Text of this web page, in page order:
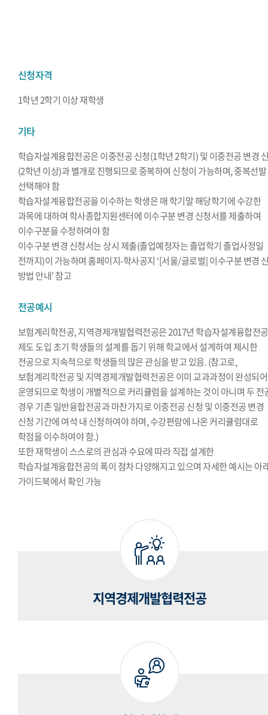
신청자격
1학년 2학기 이상 재학생
기타
학습자설계융합전공은 이중전공 신청(1학년 2학기) 및 이중전공 변경
(2학년 이상)과 별개로 진행되므로 중복하여 신청이 가능하며, 중복선
선택해야 함
학습자설계융합전공을 이수하는 학생은 매 학기말 해당학기에 수강한
과목에 대하여 학사종합지원센터에 이수구분 변경 신청서를 제출하여
이수구분을 수정하여야 함
이수구분 변경 신청서는 상시 제출(졸업예정자는 졸업학기 졸업사정일
전까지)이 가능하며 홈페이지-학사공지 ‘[서울/글로벌] 이수구분 변경
방법 안내’ 참고
전공예시
보험계리학전공, 지역경제개발협력전공은 2017년 학습자설계융합전공
제도 도입 초기 학생들의 설계를 돕기 위해 학교에서 설계하여 제시한
전공으로 지속적으로 학생들의 많은 관심을 받고 있음. (참고로,
보험계리학전공 및 지역경제개발협력전공은 이미 교과과정이 완성되어
운영되므로 학생이 개별적으로 커리큘럼을 설계하는 것이 아니며 두 전
경우 기존 일반융합전공과 마찬가지로 이중전공 신청 및 이중전공 변경
신청 기간에 여석 내 신청하여야 하며, 수강편람에 나온 커리큘럼대로
학점을 이수하여야 함.)
또한 재학생이 스스로의 관심과 수요에 따라 직접 설계한
학습자설계융합전공의 폭이 점차 다양해지고 있으며 자세한 예시는 아
가이드북에서 확인 가능
지역경제개발협력전공